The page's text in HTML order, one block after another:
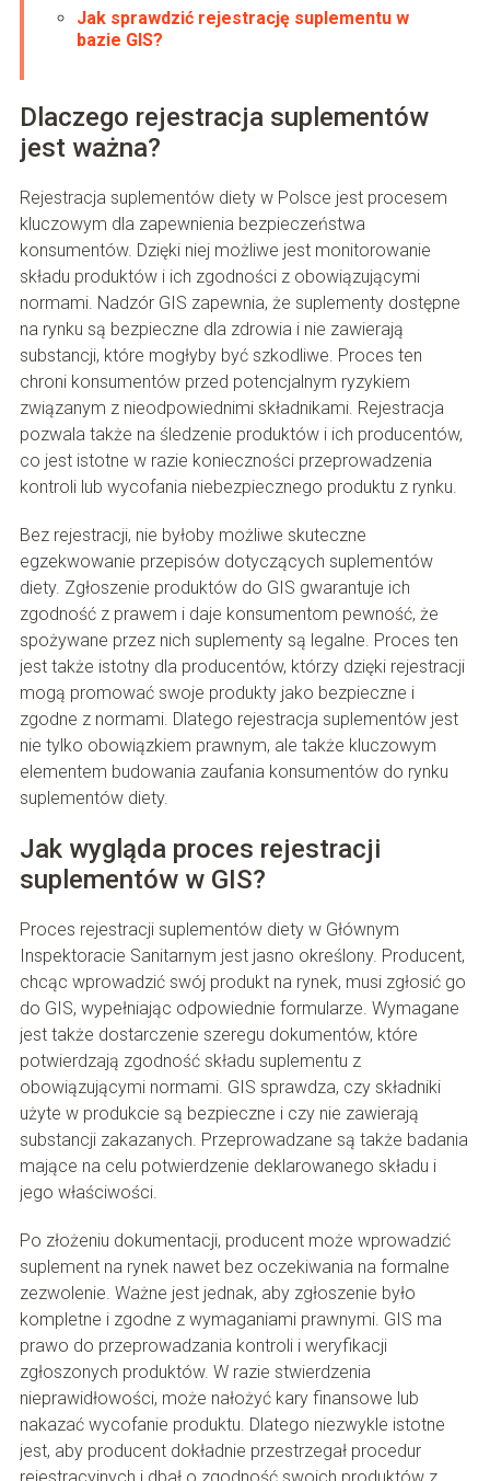
Jak sprawdzić rejestrację suplementu w
bazie GIS?
Dlaczego rejestracja suplementów
jest ważna?
Rejestracja suplementów diety w Polsce jest procesem
kluczowym dla zapewnienia bezpieczeństwa
konsumentów. Dzięki niej możliwe jest monitorowanie
składu produktów i ich zgodności z obowiązującymi
normami. Nadzór GIS zapewnia, że suplementy dostępne
na rynku są bezpieczne dla zdrowia i nie zawierają
substancji, które mogłyby być szkodliwe. Proces ten
chroni konsumentów przed potencjalnym ryzykiem
związanym z nieodpowiednimi składnikami. Rejestracja
pozwala także na śledzenie produktów i ich producentów,
co jest istotne w razie konieczności przeprowadzenia
kontroli lub wycofania niebezpiecznego produktu z rynku.
Bez rejestracji, nie byłoby możliwe skuteczne
egzekwowanie przepisów dotyczących suplementów
diety. Zgłoszenie produktów do GIS gwarantuje ich
zgodność z prawem i daje konsumentom pewność, że
spożywane przez nich suplementy są legalne. Proces ten
jest także istotny dla producentów, którzy dzięki rejestracji
mogą promować swoje produkty jako bezpieczne i
zgodne z normami. Dlatego rejestracja suplementów jest
nie tylko obowiązkiem prawnym, ale także kluczowym
elementem budowania zaufania konsumentów do rynku
suplementów diety.
Jak wygląda proces rejestracji
suplementów w GIS?
Proces rejestracji suplementów diety w Głównym
Inspektoracie Sanitarnym jest jasno określony. Producent,
chcąc wprowadzić swój produkt na rynek, musi zgłosić go
do GIS, wypełniając odpowiednie formularze. Wymagane
jest także dostarczenie szeregu dokumentów, które
potwierdzają zgodność składu suplementu z
obowiązującymi normami. GIS sprawdza, czy składniki
użyte w produkcie są bezpieczne i czy nie zawierają
substancji zakazanych. Przeprowadzane są także badania
mające na celu potwierdzenie deklarowanego składu i
jego właściwości.
Po złożeniu dokumentacji, producent może wprowadzić
suplement na rynek nawet bez oczekiwania na formalne
zezwolenie. Ważne jest jednak, aby zgłoszenie było
kompletne i zgodne z wymaganiami prawnymi. GIS ma
prawo do przeprowadzania kontroli i weryfikacji
zgłoszonych produktów. W razie stwierdzenia
nieprawidłowości, może nałożyć kary finansowe lub
nakazać wycofanie produktu. Dlatego niezwykle istotne
jest, aby producent dokładnie przestrzegał procedur
rejestracyjnych i dbał o zgodność swoich produktów z